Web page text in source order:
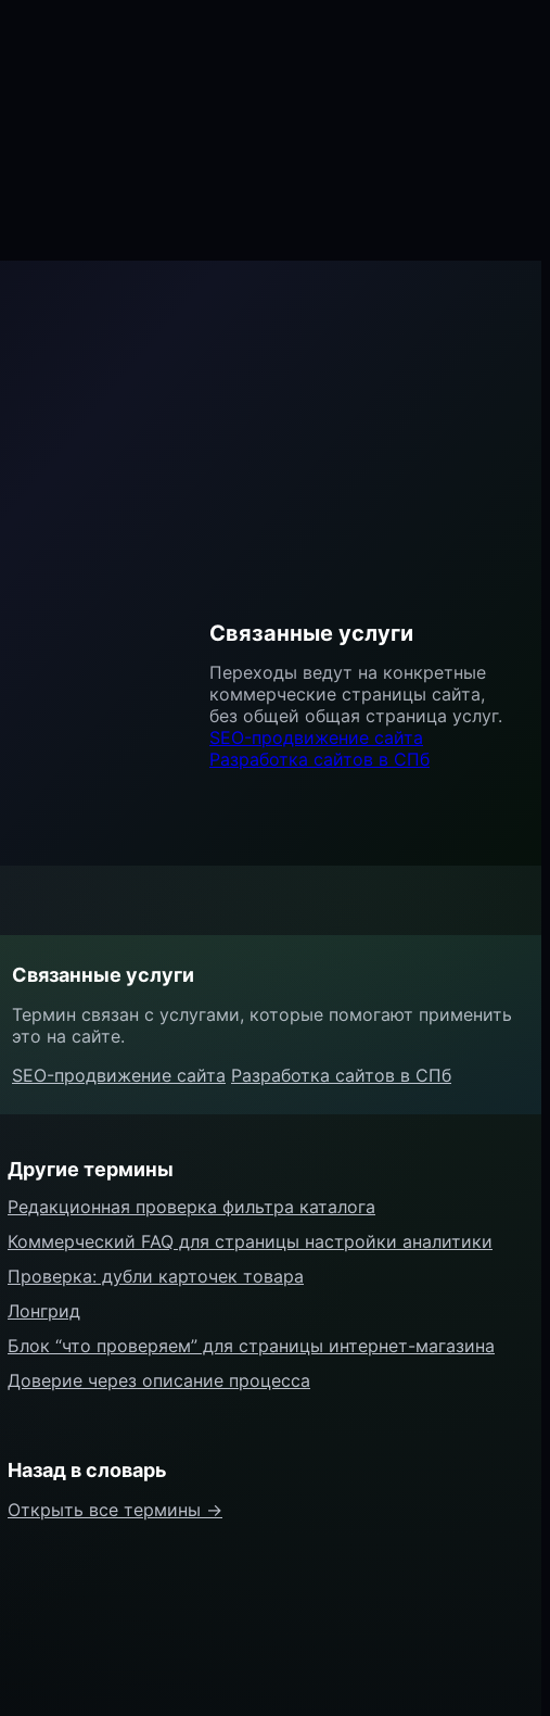
Связанные услуги
Переходы ведут на конкретные
коммерческие страницы сайта,
без общей общая страница услуг.
SEO-продвижение сайта
Разработка сайтов в СПб
Связанные услуги
Термин связан с услугами, которые помогают применить
это на сайте.
SEO-продвижение сайта Разработка сайтов в СПб
Другие термины
Редакционная проверка фильтра каталога
Коммерческий FAQ для страницы настройки аналитики
Проверка: дубли карточек товара
Лонгрид
Блок “что проверяем” для страницы интернет-магазина
Доверие через описание процесса
Назад в словарь
Открыть все термины →